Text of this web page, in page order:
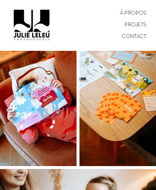
À PROPOS
PROJETS
CONTACT